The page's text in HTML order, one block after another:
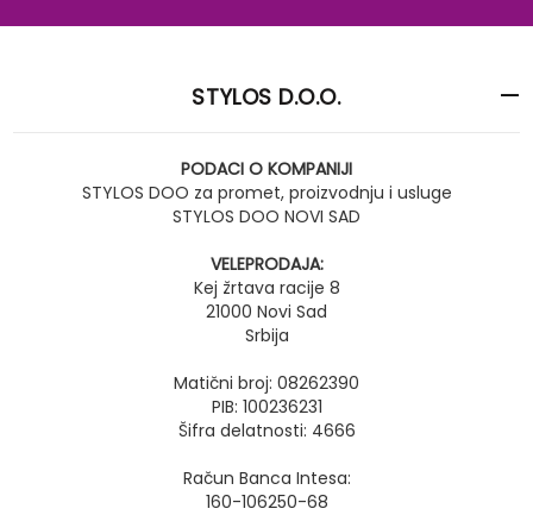
STYLOS D.O.O.
PODACI O KOMPANIJI
STYLOS DOO za promet, proizvodnju i usluge
STYLOS DOO NOVI SAD
VELEPRODAJA:
Kej žrtava racije 8
21000 Novi Sad
Srbija
Matični broj: 08262390
PIB: 100236231
Šifra delatnosti: 4666
Račun Banca Intesa:
160-106250-68